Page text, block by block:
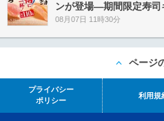
ンが登場―期間限定寿司
08月07日 11時30分
ページ
プライバシー
ポリシー
利用規